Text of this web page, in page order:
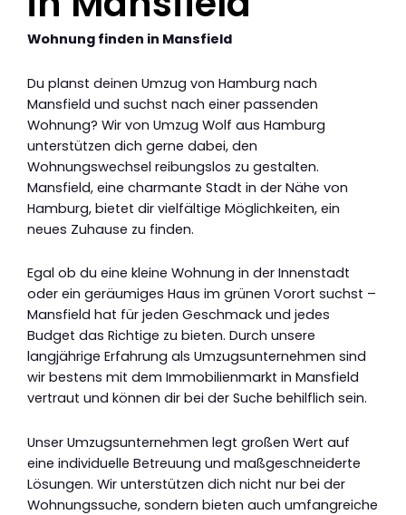
Wohnung finden in Mansfield
Du planst deinen Umzug von Hamburg nach
Mansfield und suchst nach einer passenden
Wohnung? Wir von Umzug Wolf aus Hamburg
unterstützen dich gerne dabei, den
Wohnungswechsel reibungslos zu gestalten.
Mansfield, eine charmante Stadt in der Nähe von
Hamburg, bietet dir vielfältige Möglichkeiten, ein
neues Zuhause zu finden.
Egal ob du eine kleine Wohnung in der Innenstadt
oder ein geräumiges Haus im grünen Vorort suchst –
Mansfield hat für jeden Geschmack und jedes
Budget das Richtige zu bieten. Durch unsere
langjährige Erfahrung als Umzugsunternehmen sind
wir bestens mit dem Immobilienmarkt in Mansfield
vertraut und können dir bei der Suche behilflich sein.
Unser Umzugsunternehmen legt großen Wert auf
eine individuelle Betreuung und maßgeschneiderte
Lösungen. Wir unterstützen dich nicht nur bei der
Wohnungssuche, sondern bieten auch umfangreiche